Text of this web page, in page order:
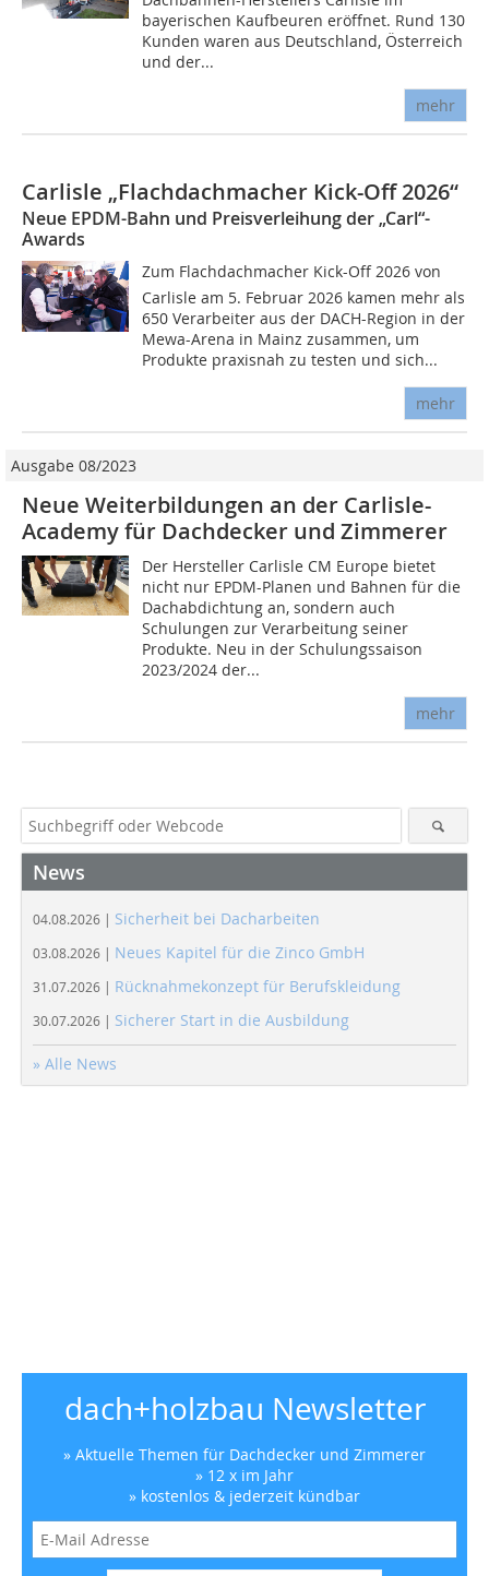
bayerischen Kaufbeuren eröffnet. Rund 130
Kunden waren aus Deutschland, Österreich
und der...
mehr
Carlisle „Flachdachmacher Kick-Off 2026“
Neue EPDM-Bahn und Preisverleihung der „Carl“-
Awards
Zum Flachdachmacher Kick-Off 2026 von
Carlisle am 5. Februar 2026 kamen mehr als
650 Verarbeiter aus der DACH-Region in der
Mewa-Arena in Mainz zusammen, um
Produkte praxisnah zu testen und sich...
mehr
Ausgabe 08/2023
Neue Weiterbildungen an der Carlisle-
Academy für Dachdecker und Zimmerer
Der Hersteller Carlisle CM Europe bietet
nicht nur EPDM-Planen und Bahnen für die
Dachabdichtung an, sondern auch
Schulungen zur Verarbeitung seiner
Produkte. Neu in der Schulungssaison
2023/2024 der...
mehr
News
04.08.2026 | Sicherheit bei Dacharbeiten
03.08.2026 | Neues Kapitel für die Zinco GmbH
31.07.2026 | Rücknahmekonzept für Berufskleidung
30.07.2026 | Sicherer Start in die Ausbildung
» Alle News
dach+holzbau Newsletter
» Aktuelle Themen für Dachdecker und Zimmerer
» 12 x im Jahr
» kostenlos & jederzeit kündbar